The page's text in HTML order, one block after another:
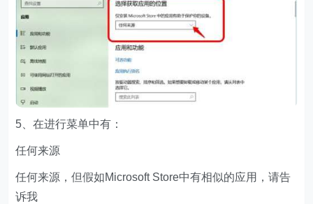
5、在进行菜单中有：
任何来源
任何来源，但假如Microsoft Store中有相似的应用，请告
诉我